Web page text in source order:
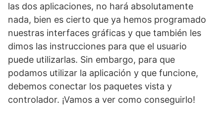
las dos aplicaciones, no hará absolutamente
nada, bien es cierto que ya hemos programado
nuestras interfaces gráficas y que también les
dimos las instrucciones para que el usuario
puede utilizarlas. Sin embargo, para que
podamos utilizar la aplicación y que funcione,
debemos conectar los paquetes vista y
controlador. ¡Vamos a ver como conseguirlo!